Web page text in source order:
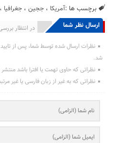
برچسب ها :آمریکا ،ججین ،جغرافیا
ارسال نظر شما در انتظار انتشار یافته : 0
نظرات ارسال شده توسط شما، پس از
شد.
نظراتی که حاوی تهمت یا افترا باشد
نظراتی که به غیر از زبان فارسی یا غیر